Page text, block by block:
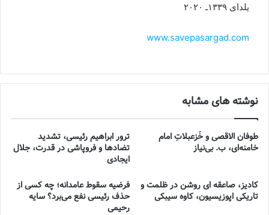
یلدای ۱۳۳۹ـ ۲۰۲۰
www.savepasargad.com
نوشته های مشابه
طوفان الاقصی و خُزعبلاتِ امام
خامنه‌ای، ب. بی‌نیاز
ترور ابراهیم رئیسی، تشدید
تضادها و فروپاشی در قدرت، جلال
ایجادی
کادیز، صاعقه ای روشن در ظلمت و
تاریکی اپوزیسیون، کاوه سیبکی
فرضیه سقوط عامدانه؛ چه کسی از
حذف رئیسی نفع می‌برد؟ سایه
رحیمی